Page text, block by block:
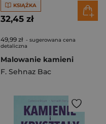
KSIĄŻKA
32,45 zł
49,99 zł - sugerowana cena
detaliczna
Malowanie kamieni
F. Sehnaz Bac